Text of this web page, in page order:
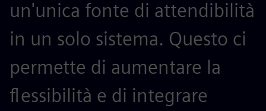
un'unica fonte di attendibilità
in un solo sistema. Questo ci
permette di aumentare la
flessibilità e di integrare